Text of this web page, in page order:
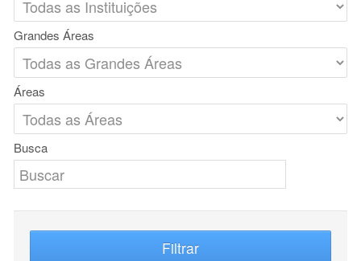
Grandes Áreas
Áreas
Busca
Filtrar